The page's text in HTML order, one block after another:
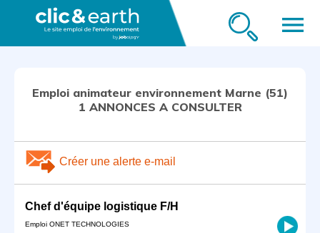
menu
Emploi animateur environnement Marne (51)
1 ANNONCES A CONSULTER
Créer une alerte e-mail
Chef d'équipe logistique F/H
Emploi ONET TECHNOLOGIES